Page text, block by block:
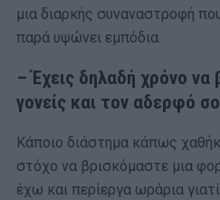
μια διαρκής συναναστροφή
παρά υψώνει εμπόδια.
– Έχεις δηλαδή χρόνο να
γονείς και τον αδερφό
Κάποιο διάστημα κάπως
στόχο να βρισκόμαστε μια
έχω και περίεργα ωράρια